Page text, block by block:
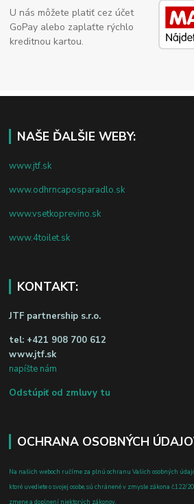
U nás môžete platiť cez účet
GoPay alebo zaplaťte rýchlo
kreditnou kartou.
NAŠE ĎALŠIE WEBY:
www.jtf.sk
www.odhrncaposparadlo.sk
www.vsetkoprevino.sk
www.4toilet.sk
KONTAKT:
JTF partnership s.r.o.
tel: +421 908 700 612
www.jtf.sk
napíšte nám
Odstúpiť od zmluvy tu
OCHRANA OSOBNÝCH
Na našich weboch ručíme za plnú ochranu Vašich osobných
ktoré uvediete o svojej osobe, sú chránené v zmysle zákona č.122/
zmene a doplnení niektorých zákonov.